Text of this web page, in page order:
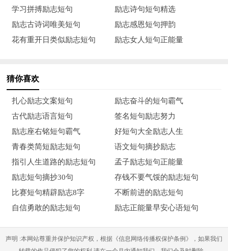
变。
20、吸取教训是健康的做法，这是个人成长过程中的必要环
节。悔恨则是一种不健康的心理。这是白白浪费自己目前的精
21、很多时候，不快乐并不是因为快乐的条件没有齐备，而
学习拼搏励志短句
励志诗句短句精选
励志古诗词唯美短句
励志感恩短句押韵
花有重开日类似励志短句
励志女人短句正能量
猜你喜欢
扎心励志文案短句
励志奋斗的短句霸气
古代励志语言短句
签名短句励志努力
励志座右铭短句霸气
好短句大全励志人生
青春类简短励志短句
语文短句摘抄励志
指引人生道路的励志短句
孟子励志短句正能量
励志短句摘抄30句
存钱不要气馁的励志短句
比赛短句精辟励志8字
不断前进的励志短句
自信勇敢的励志短句
励志正能量早安心语短句
声明 :本网站尊重并保护知识产权，根据《信息网络传播权保护条例》，如果我们